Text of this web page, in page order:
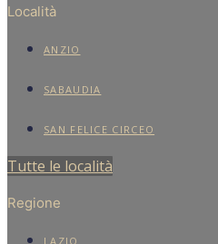
Località
ANZIO
SABAUDIA
SAN FELICE CIRCEO
Tutte le località
Regione
LAZIO